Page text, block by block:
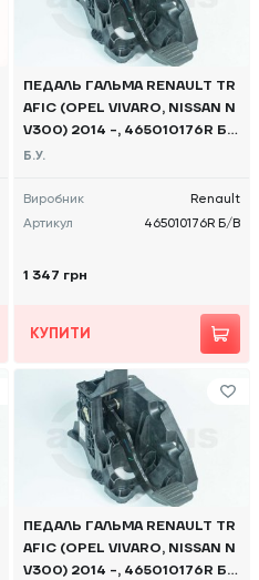
ПЕДАЛЬ ГАЛЬМА RENAULT TR
AFIC (OPEL VIVARO, NISSAN N
V300) 2014 -, 465010176R Б/
В
Б.У.
Виробник
Renault
Артикул
465010176R Б/В
1 347 грн
КУПИТИ
ПЕДАЛЬ ГАЛЬМА RENAULT TR
AFIC (OPEL VIVARO, NISSAN N
V300) 2014 -, 465010176R Б/